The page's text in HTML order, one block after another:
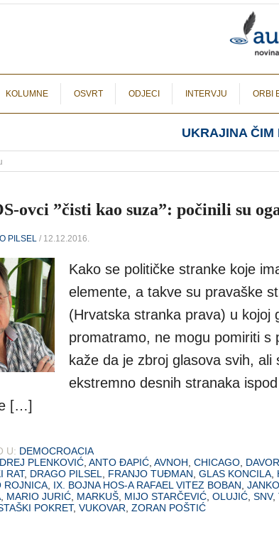
KOLUMNE OSVRT ODJECI INTERVJU ORBI
UKRAJINA ČIM
ovci ”čisti kao suza”: počinili su
PILSEL / 12.12.2016.
Kako se političke stranke koje
elemente, a takve su pravaške
(Hrvatska stranka prava) u kojoj
promatramo, ne mogu pomiriti s
kaže da je zbroj glasova svih, ali
ekstremno desnih stranaka
[…]
U: DEMOCROACIA
PLENKOVIĆ ANTO ĐAPIĆ AVNOH CHICAGO
RAT, DRAGO PILSEL FRANJO TUĐMAN GLAS KONCILA
ROJNICA IX. BOJNA HOS-A RAFAEL VITEZ BOBAN
MARIO JURIĆ MARKUŠ MIJO STARČEVIĆ OLUJIĆ SNV,
POKRET, VUKOVAR ZORAN POŠTIĆ